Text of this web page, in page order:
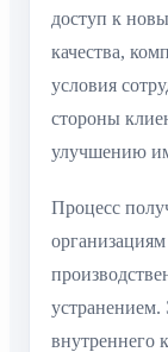
доступ к
качества,
условия
стороны
улучшению
Процесс
внутреннего